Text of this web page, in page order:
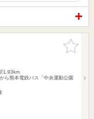
お気に入
りに追加
1.93km
ら熊本電鉄バス「中央運動公園